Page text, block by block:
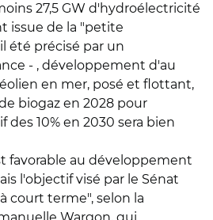
27,5 GW d'hydroélectricité
issue de la "petite
été précisé par un
- , développement d'au
en mer, posé et flottant,
biogaz en 2028 pour
des 10% en 2030 sera bien
favorable au développement
l'objectif visé par le Sénat
court terme", selon la